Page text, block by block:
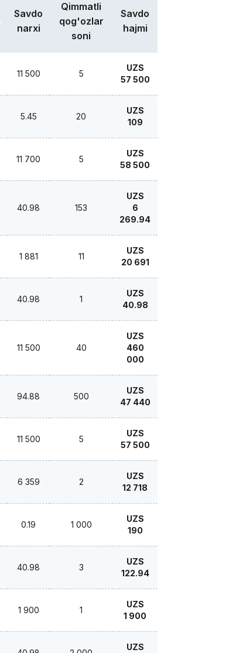
Savdo
narxi
Qimmatli
qog'ozlar
soni
Savdo
hajmi
11 500 5
UZS
57 500
5.45 20
UZS
109
11 700 5
UZS
58 500
40.98 153
UZS
6
269.94
1 881 11
UZS
20 691
40.98 1
UZS
40.98
11 500 40
UZS
460
000
94.88 500
UZS
47 440
11 500 5
UZS
57 500
6 359 2
UZS
12 718
0.19 1 000
UZS
190
40.98 3
UZS
122.94
1 900 1
UZS
1 900
UZS